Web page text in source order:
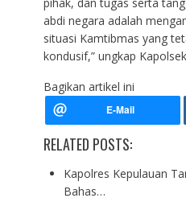
pihak, dan tugas serta
abdi negara adalah
situasi Kamtibmas yang
kondusif,” ungkap
Bagikan artikel ini
RELATED POSTS:
Kapolres Kepulauan
Bahas…